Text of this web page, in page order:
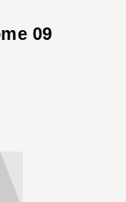
09